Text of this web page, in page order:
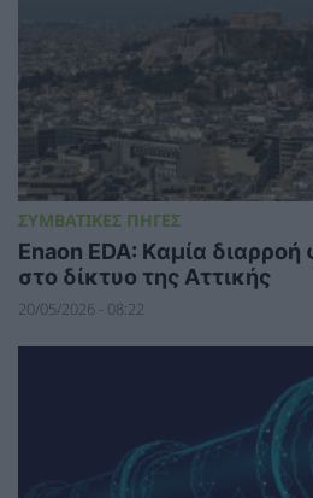
ΣΥΜΒΑΤΙΚΕΣ ΠΗΓΕΣ
Enaon EDA: Kαμία διαρροή
στο δίκτυο της Αττικής
20/05/2026 - 08:22